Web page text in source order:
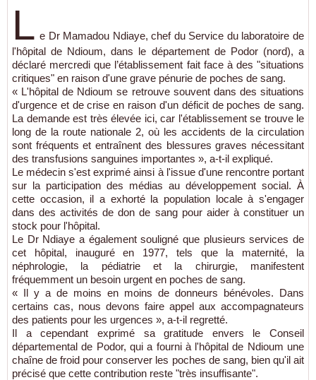
L e Dr Mamadou Ndiaye, chef du Service du laboratoire de
l'hôpital de Ndioum, dans le département de Podor (nord), a
déclaré mercredi que l’établissement fait face à des "situations
critiques" en raison d'une grave pénurie de poches de sang.
« L'hôpital de Ndioum se retrouve souvent dans des situations
d'urgence et de crise en raison d'un déficit de poches de sang.
La demande est très élevée ici, car l'établissement se trouve le
long de la route nationale 2, où les accidents de la circulation
sont fréquents et entraînent des blessures graves nécessitant
des transfusions sanguines importantes », a-t-il expliqué.
Le médecin s'est exprimé ainsi à l'issue d'une rencontre portant
sur la participation des médias au développement social. À
cette occasion, il a exhorté la population locale à s'engager
dans des activités de don de sang pour aider à constituer un
stock pour l'hôpital.
Le Dr Ndiaye a également souligné que plusieurs services de
cet hôpital, inauguré en 1977, tels que la maternité, la
néphrologie, la pédiatrie et la chirurgie, manifestent
fréquemment un besoin urgent en poches de sang.
« Il y a de moins en moins de donneurs bénévoles. Dans
certains cas, nous devons faire appel aux accompagnateurs
des patients pour les urgences », a-t-il regretté.
Il a cependant exprimé sa gratitude envers le Conseil
départemental de Podor, qui a fourni à l'hôpital de Ndioum une
chaîne de froid pour conserver les poches de sang, bien qu'il ait
précisé que cette contribution reste "très insuffisante".